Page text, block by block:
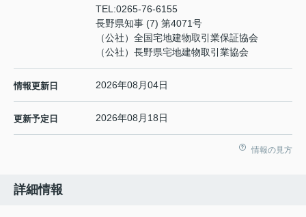
TEL:0265-76-6155
長野県知事 (7) 第4071号
（公社）全国宅地建物取引業保証協会
（公社）長野県宅地建物取引業協会
情報更新日 2026年08月04日
更新予定日 2026年08月18日
情報の見方
詳細情報